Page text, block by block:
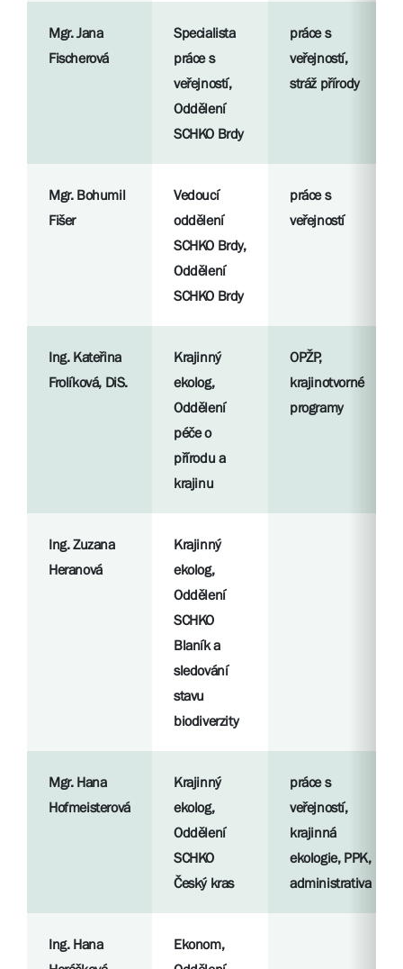
Mgr. Jana
Fischerová
Specialista
práce s
veřejností,
Oddělení
SCHKO Brdy
práce s
veřejností,
stráž přírody
Mgr. Bohumil
Fišer
Vedoucí
oddělení
SCHKO Brdy,
Oddělení
SCHKO Brdy
práce s
veřejností
Ing. Kateřina
Frolíková, DiS.
Krajinný
ekolog,
Oddělení
péče o
přírodu a
krajinu
OPŽP,
krajinotvorné
programy
Ing. Zuzana
Heranová
Krajinný
ekolog,
Oddělení
SCHKO
Blaník a
sledování
stavu
biodiverzity
Mgr. Hana
Hofmeisterová
Krajinný
ekolog,
Oddělení
SCHKO
Český kras
práce s
veřejností,
krajinná
ekologie, PPK,
administrativa
Ing. Hana
Ekonom,